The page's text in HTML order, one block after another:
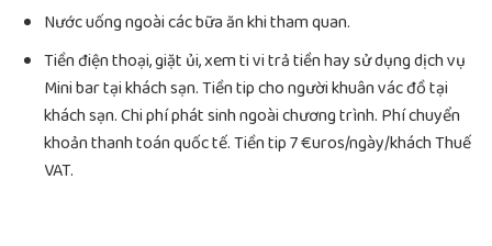
Nước uống ngoài các bữa ăn khi tham quan.
Tiền điện thoại, giặt ủi, xem ti vi trả tiền hay sử dụng dịch vụ
Mini bar tại khách sạn. Tiền tip cho người khuân vác đồ tại
khách sạn. Chi phí phát sinh ngoài chương trình. Phí chuyển
khoản thanh toán quốc tế. Tiền tip 7 €uros/ngày/khách Thuế
VAT.